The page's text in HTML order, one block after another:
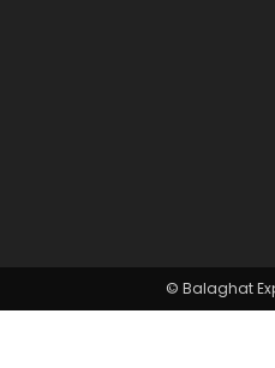
© Balaghat